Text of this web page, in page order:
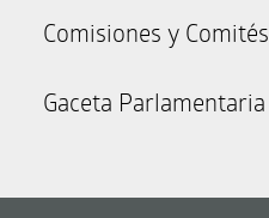
Comisiones y Comités
Gaceta Parlamentaria